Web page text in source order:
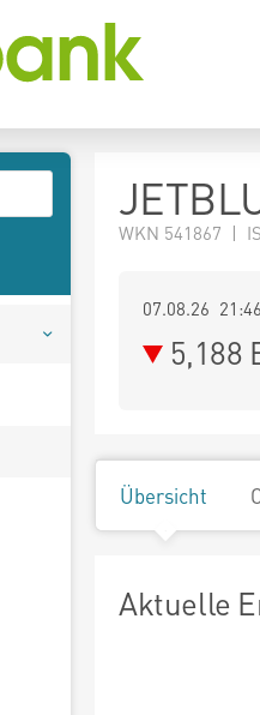
WKN 541867 |
07.08.26 21:46
5,188
Übersicht
Aktuelle